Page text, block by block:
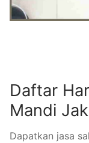
Daftar
Mandi
Dapatkan jasa